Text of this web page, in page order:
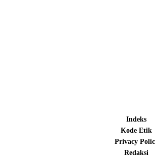
Indeks
Kode Etik
Privacy
Redaksi